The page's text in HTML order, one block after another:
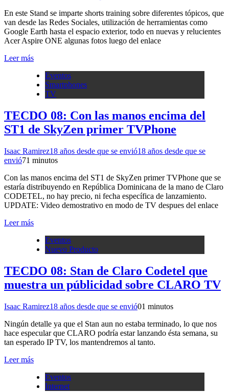
En este Stand se imparte shorts training sobre diferentes tópicos, que
van desde las Redes Sociales, utilización de herramientas como
Google Earth hasta el espacio exterior, todo en nuevas y relucientes
Acer Aspire ONE algunas fotos luego del enlace
Leer más
Eventos
Smartphones
TV
TECDO 08: Con las manos encima del
ST1 de SkyZen primer TVPhone
Isaac Ramirez18 años desde que se envió18 años desde que se
envió71 minutos
Con las manos encima del ST1 de SkyZen primer TVPhone que se
estaría distribuyendo en República Dominicana de la mano de Claro
CODETEL, no hay precio, ni fecha específica de lanzamiento.
UPDATE: Video demostrativo en modo de TV despues del enlace
Leer más
Eventos
Nuevo Producto
TECDO 08: Stan de Claro Codetel que
muestra un públicidad sobre CLARO TV
Isaac Ramirez18 años desde que se envió01 minutos
Ningún detalle ya que el Stan aun no estaba terminado, lo que nos
hace especular que CLARO podría estar lanzando ésta semana, su
tan esperado IP TV, los mantendremos al tanto.
Leer más
Eventos
Internet